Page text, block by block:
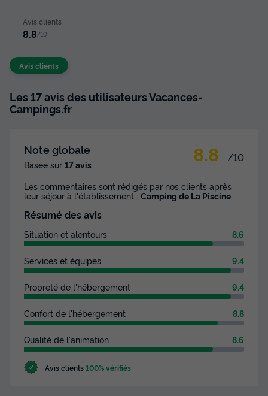
Avis clients
8.8/10
Avis clients
Les 17 avis des utilisateurs Vacances-
Campings.fr
Note globale
Basée sur 17 avis 8.8 /10
Les commentaires sont rédigés par nos clients après
leur séjour à l'établissement : Camping de La Piscine
Résumé des avis
Situation et alentours 8.6
Services et équipes 9.4
Propreté de l'hébergement 9.4
Confort de l'hébergement 8.8
Qualité de l'animation 8.6
Avis clients100% vérifiés